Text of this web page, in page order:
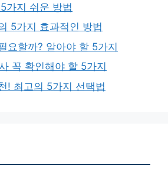
가지 쉬운 방법
5가지 효과적인 방법
요할까? 알아야 할 5가지
꼭 확인해야 할 5가지
! 최고의 5가지 선택법